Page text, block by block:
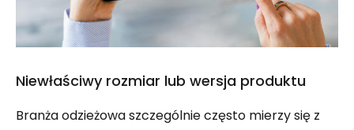
Niewłaściwy rozmiar lub wersja produktu
Branża odzieżowa szczególnie często mierzy się z